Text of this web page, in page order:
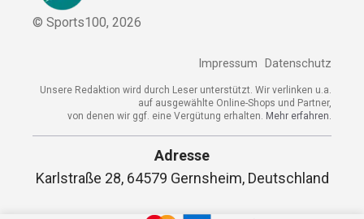
© Sports100, 2026
Impressum Datenschutz
Unsere Redaktion wird durch Leser unterstützt. Wir verlinken u.a.
auf ausgewählte Online-Shops und Partner,
von denen wir ggf. eine Vergütung erhalten. Mehr erfahren.
Adresse
Karlstraße 28, 64579 Gernsheim, Deutschland